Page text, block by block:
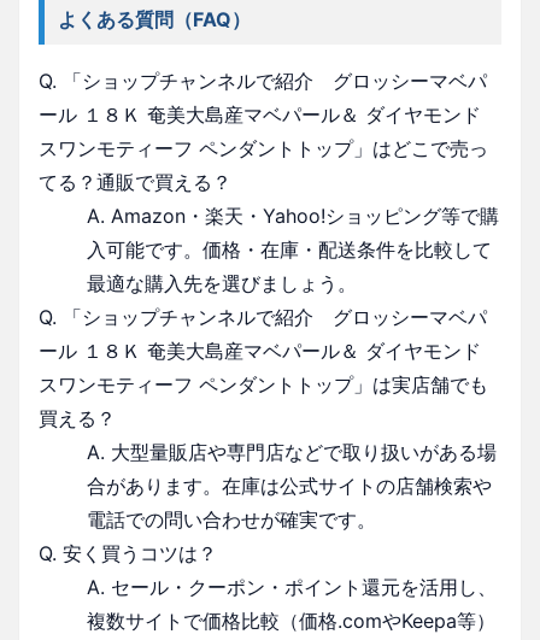
よくある質問（FAQ）
Q. 「ショップチャンネルで紹介 グロッシーマベパ
ール １８Ｋ 奄美大島産マベパール＆ ダイヤモンド
スワンモティーフ ペンダントトップ」はどこで売っ
てる？通販で買える？
A. Amazon・楽天・Yahoo!ショッピング等で購
入可能です。価格・在庫・配送条件を比較して
最適な購入先を選びましょう。
Q. 「ショップチャンネルで紹介 グロッシーマベパ
ール １８Ｋ 奄美大島産マベパール＆ ダイヤモンド
スワンモティーフ ペンダントトップ」は実店舗でも
買える？
A. 大型量販店や専門店などで取り扱いがある場
合があります。在庫は公式サイトの店舗検索や
電話での問い合わせが確実です。
Q. 安く買うコツは？
A. セール・クーポン・ポイント還元を活用し、
複数サイトで価格比較（価格.comやKeepa等）